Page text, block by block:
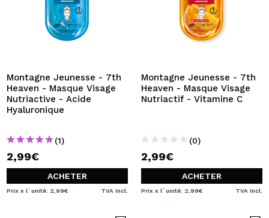
je n'ai pas de compte ici
JE VEUX M'INSCRIRE
effectuer vos achats rapidement, vérifier l'état de vos
commandes et consulter vos opérations précédentes.
Montagne Jeunesse - 7th
Heaven - Masque Visage
Nutriactive - Acide
Hyaluronique
(1)
2,99€
ACHETER
Prix x l´unité: 2,99€ TVA Incl.
Montagne Jeunesse - 7th
Heaven - Masque Visage
Nutriactif - Vitamine C
(0)
2,99€
ACHETER
Prix x l´unité: 2,99€ TVA Incl.